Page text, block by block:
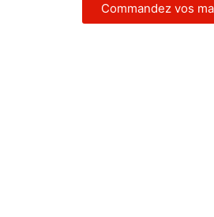
Commandez vos